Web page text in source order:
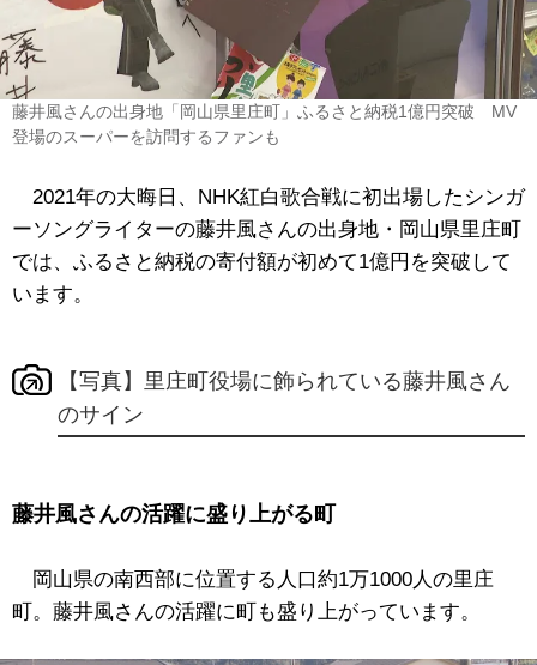
藤井風さんの出身地「岡山県里庄町」ふるさと納税1億円突破 MV
登場のスーパーを訪問するファンも
2021年の大晦日、NHK紅白歌合戦に初出場したシンガ
ーソングライターの藤井風さんの出身地・岡山県里庄町
では、ふるさと納税の寄付額が初めて1億円を突破して
います。
【写真】里庄町役場に飾られている藤井風さん
のサイン
藤井風さんの活躍に盛り上がる町
岡山県の南西部に位置する人口約1万1000人の里庄
町。藤井風さんの活躍に町も盛り上がっています。